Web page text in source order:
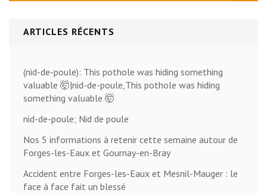
ARTICLES RÉCENTS
(nid-de-poule): This pothole was hiding something
valuable 🤯|nid-de-poule,This pothole was hiding
something valuable 🤯
nid-de-poule; Nid de poule
Nos 5 informations à retenir cette semaine autour de
Forges-les-Eaux et Gournay-en-Bray
Accident entre Forges-les-Eaux et Mesnil-Mauger : le
face à face fait un blessé